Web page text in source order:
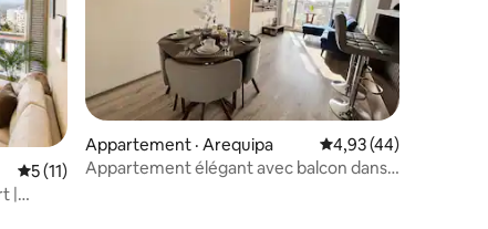
Note moyenne de 5 sur 5, 11 commentaires
5 (11)
|
Appartement · Arequipa Note moyenne de
4,93 (44)
Appartement élégant avec balcon dans